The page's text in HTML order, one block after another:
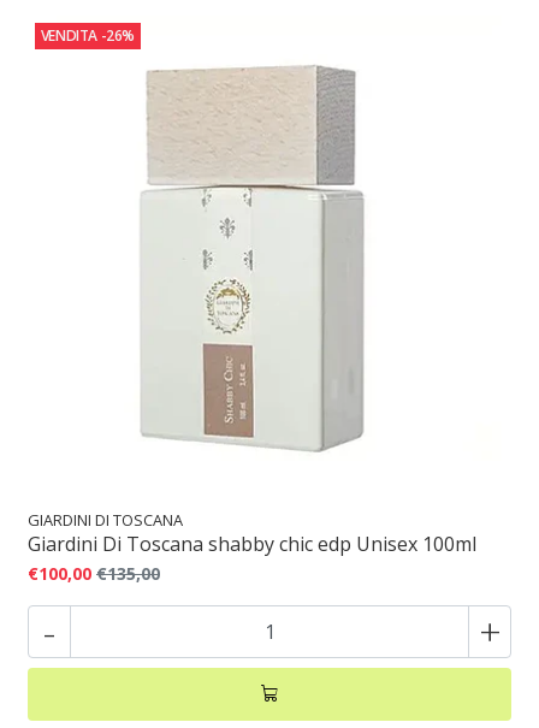
VENDITA -26%
GIARDINI DI TOSCANA
Giardini Di Toscana shabby chic edp Unisex 100ml
€100,00 €135,00
- +